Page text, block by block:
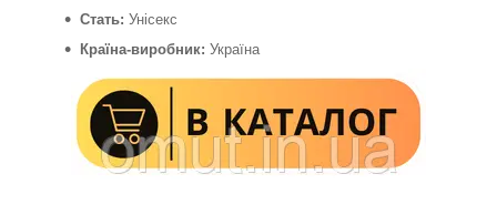
Стать: Унісекс
Країна-виробник: Україна